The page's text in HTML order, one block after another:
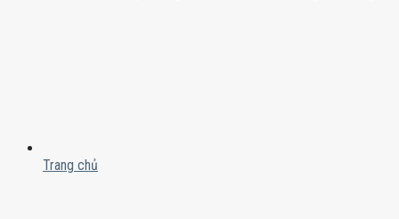
Trang chủ